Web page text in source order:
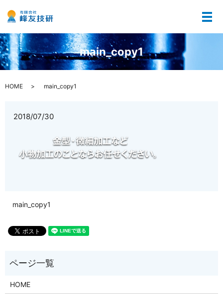
メ
main_copy1
HOME main_copy1
2018/07/30
main_copy1
HOME